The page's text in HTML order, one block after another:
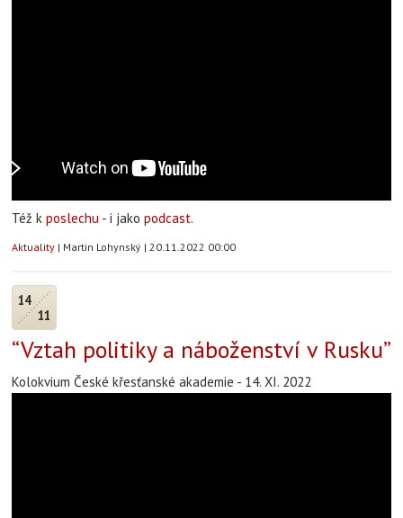
Též k poslechu - i jako podcast.
Aktuality | Martin Lohynský | 20.11.2022 00:00
14
11
“Vztah politiky a náboženství v Rusku”
Kolokvium České křesťanské akademie - 14. XI. 2022